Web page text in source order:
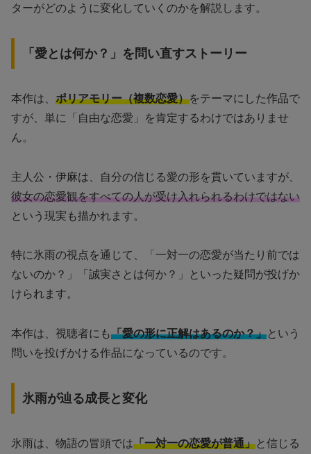
ターがどのように変化していくのかを解説します。
「愛とは何か？」を問い直すストーリー
本作は、 ポリアモリー（複数恋愛）をテーマにした作品で
すが、単に「自由な恋愛」を肯定するわけではありませ
ん。
主人公・伊麻は、自分の信じる愛の形を貫いていますが、
彼女の恋愛観をすべての人が受け入れられるわけではない
という現実も描かれます。
特に氷雨の視点を通じて、「一対一の恋愛が当たり前では
ないのか？」「誠実さとは何か？」といった疑問が投げか
けられます。
本作は、視聴者にも「愛の形に正解はあるのか？」という
問いを投げかける作品になっているのです。
氷雨が辿る成長と変化
氷雨は、物語の冒頭では「一対一の恋愛が普通」と信じる